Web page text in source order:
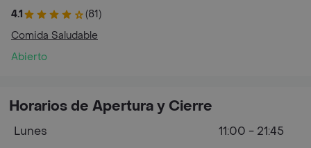
4.1
(81)
Comida Saludable
Abierto
Horarios de Apertura y Cierre
Lunes
11:00 - 21:45